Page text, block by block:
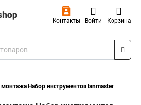
Контакты Войти Корзина
Набор инструментов lanmaster